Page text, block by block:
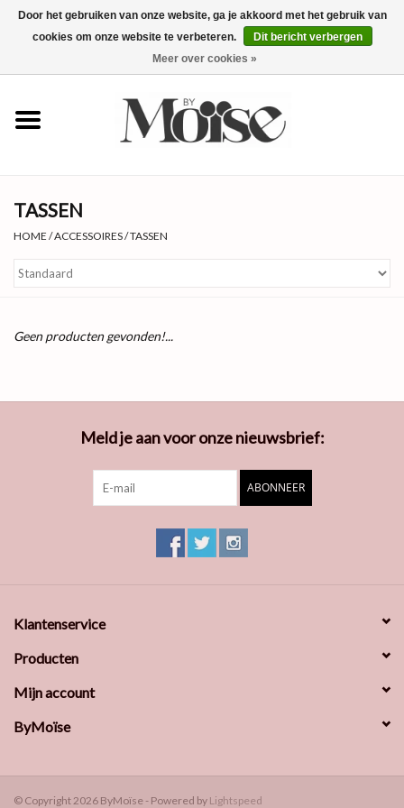
0 Artikelen - €0,00
€15✴
KLEDING
SIERADEN
TASSEN
HOME /ACCESSOIRES/TASSEN
Geen producten gevonden!...
Meld je aan voor onze nieuwsbrief:
ABONNEER
Klantenservice
Producten
Mijn account
ByMoïse
© Copyright 2026 ByMoïse - Powered by Lightspeed
Door het gebruiken van onze website, ga je akkoord met het gebruik van
cookies om onze website te verbeteren.
Dit bericht verbergen
Meer over cookies »